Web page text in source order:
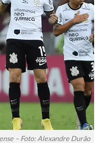
– Foto: Alexandre Durão